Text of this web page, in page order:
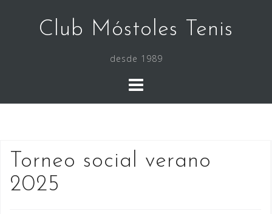
contenidoClub Móstoles Tenis
desde 1989
Torneo social verano
2025